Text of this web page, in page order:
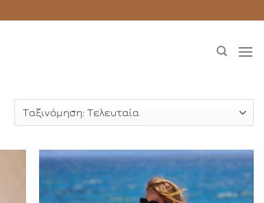
Sorted
Add to
Wishlist